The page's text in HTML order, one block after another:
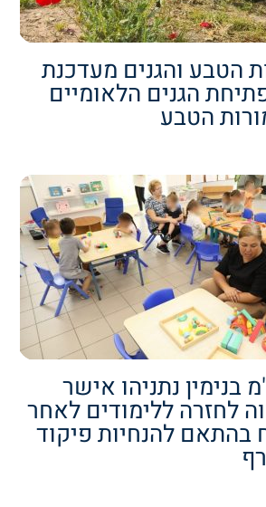
הטבע והגנים מעדכנת
הגנים הלאומיים
הטבע
בנימין נתניהו אישר
לחזרה ללימודים לאחר
בהתאם להנחיות פיקוד